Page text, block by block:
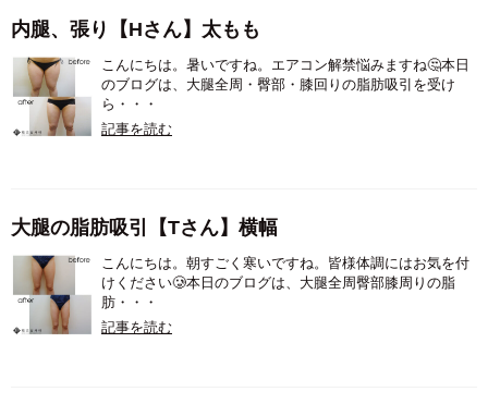
内腿、張り【Hさん】太もも
こんにちは。暑いですね。エアコン解禁悩みますね🤔本日
のブログは、大腿全周・臀部・膝回りの脂肪吸引を受け
ら・・・
記事を読む
大腿の脂肪吸引【Tさん】横幅
こんにちは。朝すごく寒いですね。皆様体調にはお気を付
けください🥲本日のブログは、大腿全周臀部膝周りの脂
肪・・・
記事を読む